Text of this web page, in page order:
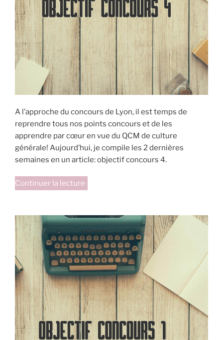
A l’approche du concours de Lyon, il est temps de
reprendre tous nos points concours et de les
apprendre par cœur en vue du QCM de culture
générale! Aujourd’hui, je compile les 2 dernières
semaines en un article: objectif concours 4.
Continuer la lecture
4 »